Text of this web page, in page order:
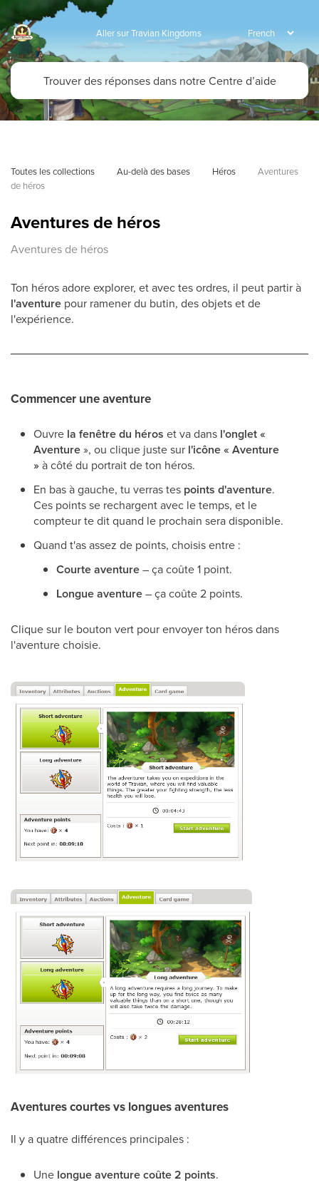
Aller sur Travian Kingdoms
Toutes les collections Au-delà des bases Héros
Aventures
de héros
Aventures de héros
Aventures de héros
Ton héros adore explorer, et avec tes ordres, il peut partir à
l'aventure pour ramener du butin, des objets et de
l'expérience.
Commencer une aventure
Ouvre la fenêtre du héros et va dans l'onglet «
Aventure», ou clique juste sur l'icône « Aventure
» à côté du portrait de ton héros.
En bas à gauche, tu verras tes points d'aventure.
Ces points se rechargent avec le temps, et le
compteur te dit quand le prochain sera disponible.
Quand t'as assez de points, choisis entre :
Courte aventure– ça coûte 1 point.
Longue aventure– ça coûte 2 points.
Clique sur le bouton vert pour envoyer ton héros dans
l'aventure choisie.
Aventures courtes vs longues aventures
Il y a quatre différences principales :
Une longue aventure coûte 2 points.